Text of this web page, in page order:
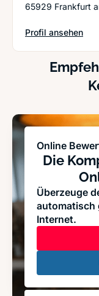
65929 Frankfurt
Profil ansehen
: Hotel Höchster
Online
Die
Überzeuge
automatisch
Internet.